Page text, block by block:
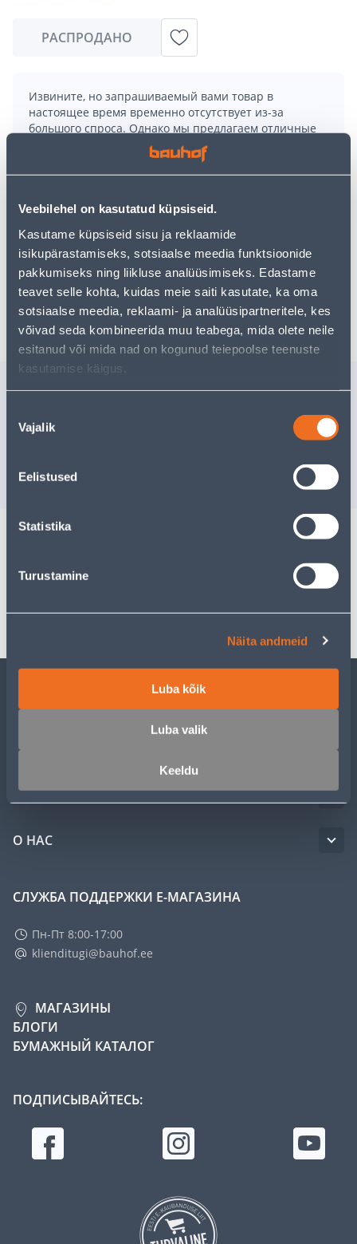
Veebilehel on kasutatud küpsiseid.
Kasutame küpsiseid sisu ja reklaamide
isikupärastamiseks, sotsiaalse meedia funktsioonide
pakkumiseks ning liikluse analüüsimiseks. Edastame
teavet selle kohta, kuidas meie saiti kasutate, ka oma
sotsiaalse meedia, reklaami- ja analüüsipartneritele, kes
võivad seda kombineerida muu teabega, mida olete neile
esitanud või mida nad on kogunud teiepoolse teenuste
kasutamise käigus.
valik
Vajalik
Eelistused
Statistika
Turustamine
Näita andmeid
Luba kõik
Luba valik
Keeldu
РАСПРОДАНО
Извините, но запрашиваемый вами товар в
настоящее время временно отсутствует из-за
большого спроса. Однако мы предлагаем отличные
альтернативы из той же
категории товаров
могут вам понравиться!
Но ваш шопинг не должен заканчиваться здесь - вы
главную страницуили используя нашу мощную
варианты. Удачных покупок!
Доставка невозможна
Ø25CM
ОБСЛУЖИВАНИЕ ЧАСТНЫХ КЛИЕНТОВ
УСЛУГИ
КЛУБ МАСТЕРОВ
О НАС
СЛУЖБА ПОДДЕРЖКИ Е-МАГАЗИНА
Пн-Пт 8:00-17:00
klienditugi@bauhof.ee
МАГАЗИНЫ
БЛОГИ
БУМАЖНЫЙ КАТАЛОГ
ПОДПИСЫВАЙТЕСЬ: